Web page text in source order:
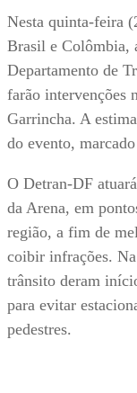
Nesta quinta-feira
Brasil e Colômbia,
Departamento de
farão intervenções
Garrincha. A
do evento,
O Detran-DF
da Arena, em
região, a fim de
coibir infrações.
trânsito deram
para evitar
pedestres.